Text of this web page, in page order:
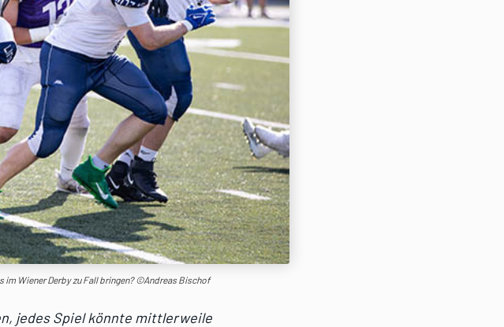
im Wiener Derby zu Fall bringen? ©Andreas Bischof
jedes Spiel könnte mittlerweile